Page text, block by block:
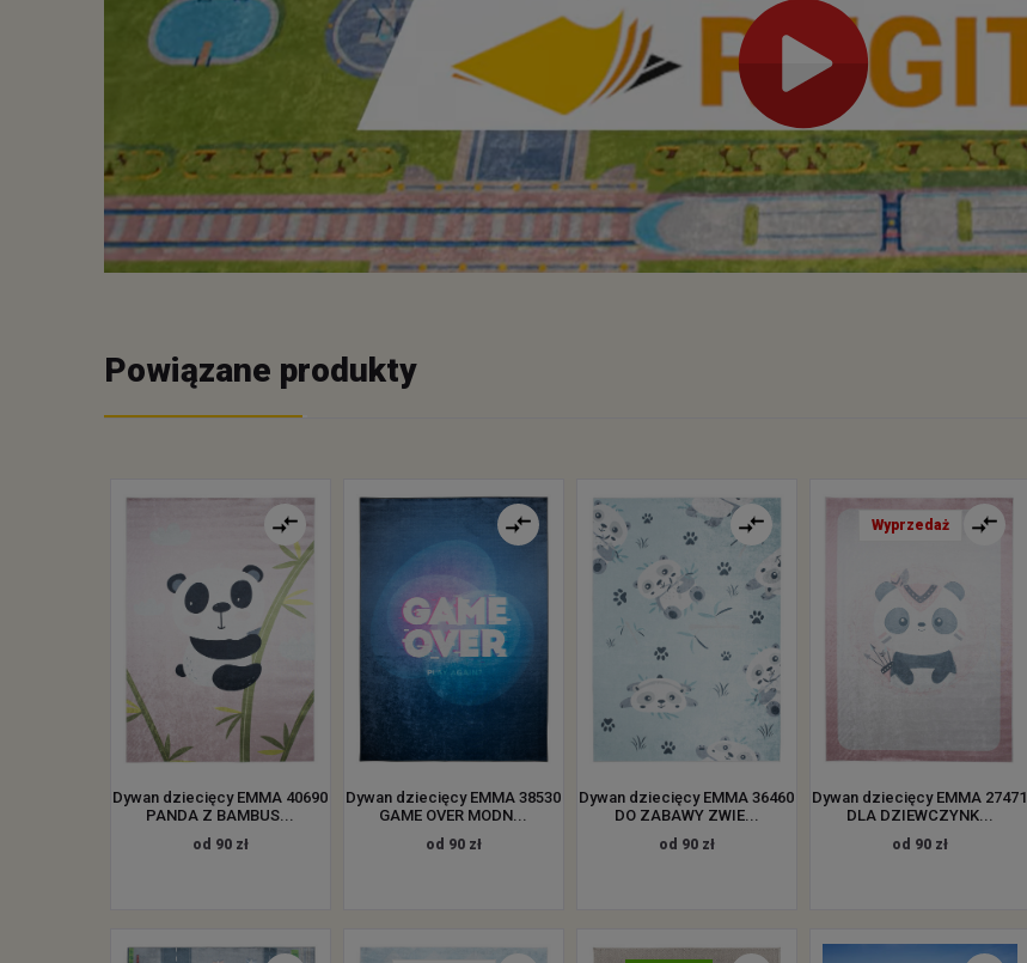
Powiązane produkty
Dywan dziecięcy EMMA 40690
PANDA Z BAMBUS...
od 90 zł
Dywan dziecięcy EMMA 38530
GAME OVER MODN...
od 90 zł
Dywan dziecięcy EMMA 36460
DO ZABAWY ZWIE...
od 90 zł
Wyprzedaż
Dywan dziecięcy EMMA 27471
DLA DZIEWCZYNK...
od 90 zł